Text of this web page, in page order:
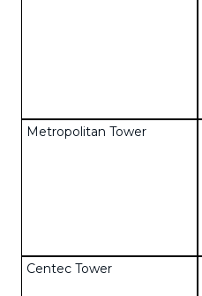
Metropolitan Tower
Centec Tower